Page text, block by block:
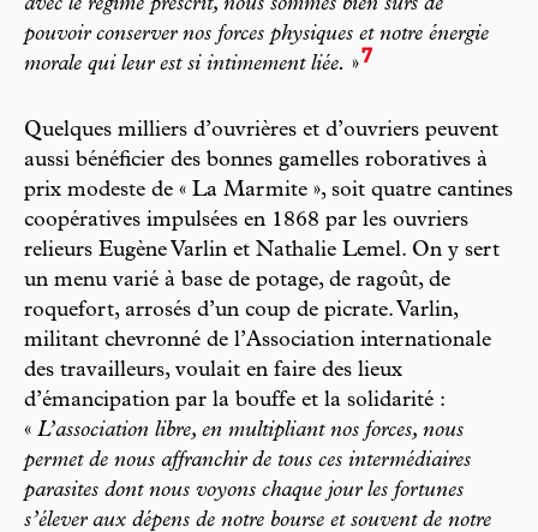
avec le régime prescrit, nous sommes bien sûrs de
pouvoir conserver nos forces physiques et notre énergie
morale qui leur est si intimement liée. »7
Quelques milliers d’ouvrières et d’ouvriers peuvent
aussi bénéficier des bonnes gamelles roboratives à
prix modeste de « La Marmite », soit quatre cantines
coopératives impulsées en 1868 par les ouvriers
relieurs Eugène Varlin et Nathalie Lemel. On y sert
un menu varié à base de potage, de ragoût, de
roquefort, arrosés d’un coup de picrate. Varlin,
militant chevronné de l’Association internationale
des travailleurs, voulait en faire des lieux
d’émancipation par la bouffe et la solidarité :
« L’association libre, en multipliant nos forces, nous
permet de nous affranchir de tous ces intermédiaires
parasites dont nous voyons chaque jour les fortunes
s’élever aux dépens de notre bourse et souvent de notre